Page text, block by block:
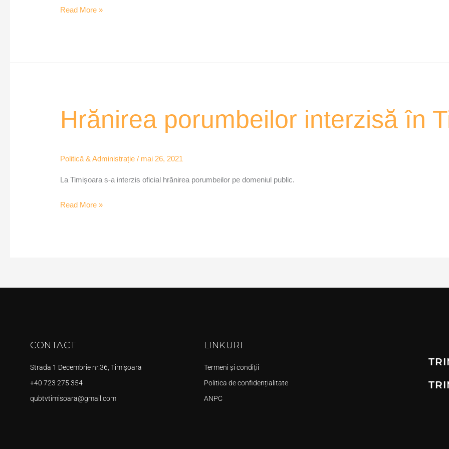
Read More »
Hrănirea porumbeilor interzisă în
Politică & Administrație / mai 26, 2021
La Timișoara s-a interzis oficial hrănirea porumbeilor pe domeniul public.
Hrănirea
porumbeilor
Timișoara
Read More »
CONTACT
Strada 1 Decembrie nr.36, Timișoara
+40 723 275 354
qubtvtimisoara@gmail.com
LINKURI
Termeni și condiții
Politica de confidențialitate
ANPC